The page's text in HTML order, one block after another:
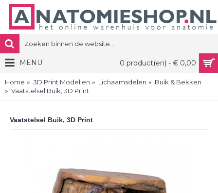
0 product(en) - € 0,00
MENU
Home 3D Print Modellen Lichaamsdelen
Buik & Bekken
Vaatstelsel Buik, 3D Print
Vaatstelsel Buik, 3D Print